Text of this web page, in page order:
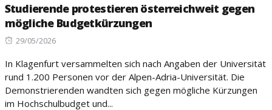
Studierende protestieren österreichweit gegen
mögliche Budgetkürzungen
Posted
29/05/2026
In Klagenfurt versammelten sich nach Angaben der Universität
rund 1.200 Personen vor der Alpen-Adria-Universität. Die
Demonstrierenden wandten sich gegen mögliche Kürzungen
im Hochschulbudget und...